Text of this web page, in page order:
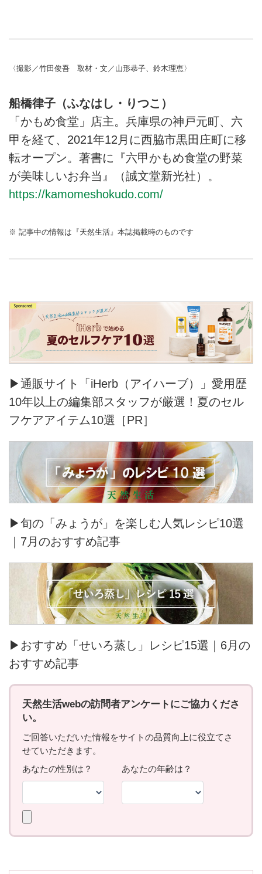
〈撮影／竹田俊吾 取材・文／山形恭子、鈴木理恵〉
船橋律子（ふなはし・りつこ）
「かもめ食堂」店主。兵庫県の神戸元町、六
甲を経て、2021年12月に西脇市黒田庄町に移
転オープン。著書に『六甲かもめ食堂の野菜
が美味しいお弁当』（誠文堂新光社）。
https://kamomeshokudo.com/
※ 記事中の情報は『天然生活』本誌掲載時のものです
▶通販サイト「iHerb（アイハーブ）」愛用歴
10年以上の編集部スタッフが厳選！夏のセル
フケアアイテム10選［PR］
▶旬の「みょうが」を楽しむ人気レシピ10選
｜7月のおすすめ記事
▶おすすめ「せいろ蒸し」レシピ15選｜6月の
おすすめ記事